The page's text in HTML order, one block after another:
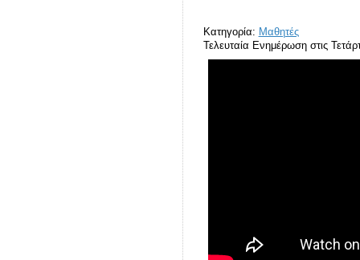
Κατηγορία: Μαθητές
Τελευταία Ενημέρωση στις